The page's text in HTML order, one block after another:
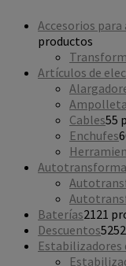
Accesorios
productos
Artículos de
Cables55
Enchufes6
Baterías2121
Descuentos52
Estabilizadores